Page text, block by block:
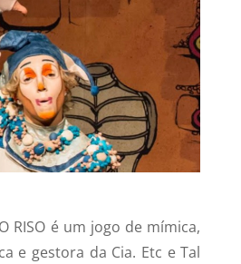
RISO é um jogo de mímica,
e gestora da Cia. Etc e Tal